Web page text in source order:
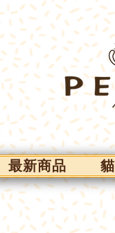
最新商品